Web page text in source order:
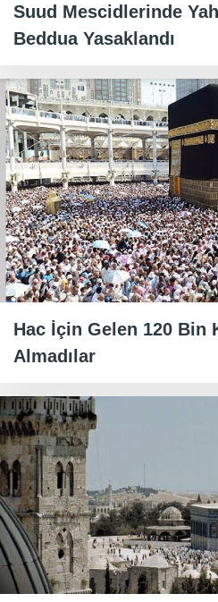
Suud Mescidlerinde
Beddua Yasaklandı
Hac İçin Gelen 120 Bin
Almadılar